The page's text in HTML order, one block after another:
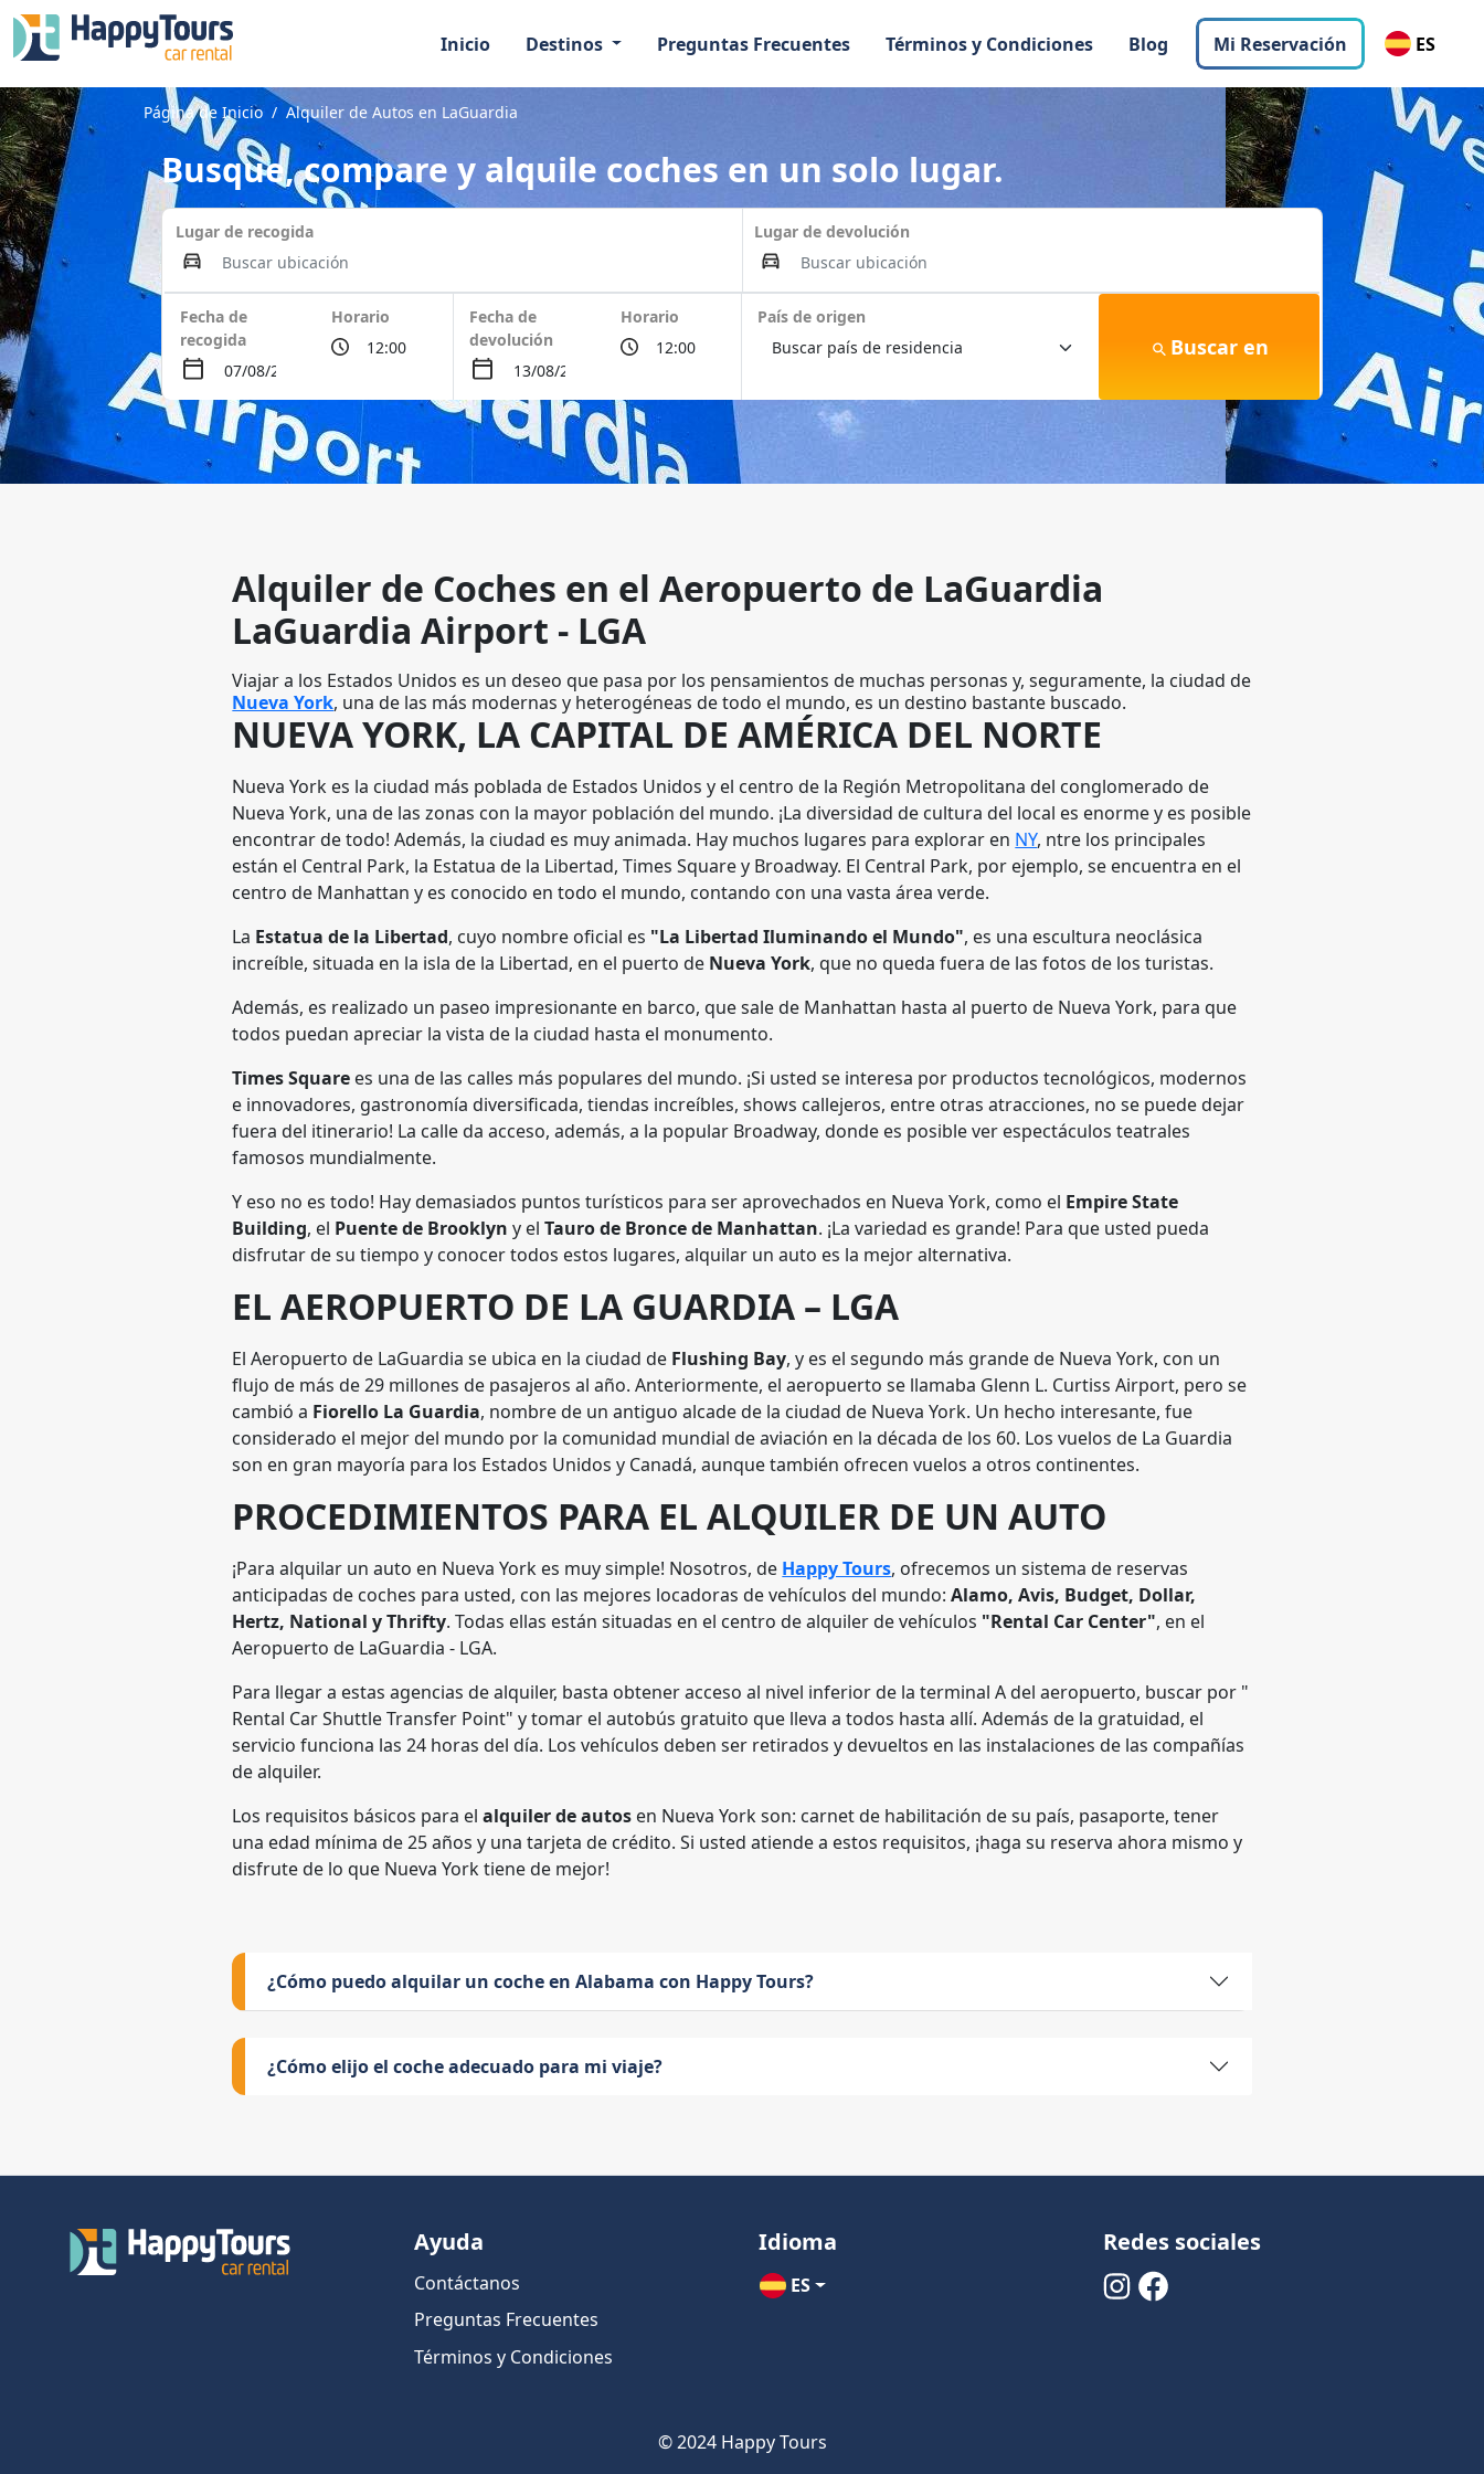
Inicio Destinos Preguntas Frecuentes Términos y Condiciones Blog Mi Reservación ES
Página de Inicio Alquiler de Autos en LaGuardia
Busque, compare y alquile coches en un solo lugar.
Lugar de recogida Lugar de devolución
Fecha de
recogida
Horario
Fecha de
devolución
Horario País de origen
Buscar en
Alquiler de Coches en el Aeropuerto de LaGuardia
LaGuardia Airport - LGA
Viajar a los Estados Unidos es un deseo que pasa por los pensamientos de muchas personas y, seguramente, la ciudad de
Nueva York, una de las más modernas y heterogéneas de todo el mundo, es un destino bastante buscado.
NUEVA YORK, LA CAPITAL DE AMÉRICA DEL NORTE
Nueva York es la ciudad más poblada de Estados Unidos y el centro de la Región Metropolitana del conglomerado de
Nueva York, una de las zonas con la mayor población del mundo. ¡La diversidad de cultura del local es enorme y es posible
encontrar de todo! Además, la ciudad es muy animada. Hay muchos lugares para explorar en NY, ntre los principales
están el Central Park, la Estatua de la Libertad, Times Square y Broadway. El Central Park, por ejemplo, se encuentra en el
centro de Manhattan y es conocido en todo el mundo, contando con una vasta área verde.
La Estatua de la Libertad, cuyo nombre oficial es "La Libertad Iluminando el Mundo", es una escultura neoclásica
increíble, situada en la isla de la Libertad, en el puerto de Nueva York, que no queda fuera de las fotos de los turistas.
Además, es realizado un paseo impresionante en barco, que sale de Manhattan hasta al puerto de Nueva York, para que
todos puedan apreciar la vista de la ciudad hasta el monumento.
Times Square es una de las calles más populares del mundo. ¡Si usted se interesa por productos tecnológicos, modernos
e innovadores, gastronomía diversificada, tiendas increíbles, shows callejeros, entre otras atracciones, no se puede dejar
fuera del itinerario! La calle da acceso, además, a la popular Broadway, donde es posible ver espectáculos teatrales
famosos mundialmente.
Y eso no es todo! Hay demasiados puntos turísticos para ser aprovechados en Nueva York, como el Empire State
Building, el Puente de Brooklyn y elTauro de Bronce de Manhattan. ¡La variedad es grande! Para que usted pueda
disfrutar de su tiempo y conocer todos estos lugares, alquilar un auto es la mejor alternativa.
EL AEROPUERTO DE LA GUARDIA – LGA
El Aeropuerto de LaGuardia se ubica en la ciudad de Flushing Bay, y es el segundo más grande de Nueva York, con un
flujo de más de 29 millones de pasajeros al año. Anteriormente, el aeropuerto se llamaba Glenn L. Curtiss Airport, pero se
cambió a Fiorello La Guardia, nombre de un antiguo alcade de la ciudad de Nueva York. Un hecho interesante, fue
considerado el mejor del mundo por la comunidad mundial de aviación en la década de los 60. Los vuelos de La Guardia
son en gran mayoría para los Estados Unidos y Canadá, aunque también ofrecen vuelos a otros continentes.
PROCEDIMIENTOS PARA EL ALQUILER DE UN AUTO
¡Para alquilar un auto en Nueva York es muy simple! Nosotros, de Happy Tours, ofrecemos un sistema de reservas
anticipadas de coches para usted, con las mejores locadoras de vehículos del mundo:Alamo, Avis, Budget, Dollar,
Hertz, National y Thrifty. Todas ellas están situadas en el centro de alquiler de vehículos "Rental Car Center", en el
Aeropuerto de LaGuardia - LGA.
Para llegar a estas agencias de alquiler, basta obtener acceso al nivel inferior de la terminal A del aeropuerto, buscar por "
Rental Car Shuttle Transfer Point" y tomar el autobús gratuito que lleva a todos hasta allí. Además de la gratuidad, el
servicio funciona las 24 horas del día. Los vehículos deben ser retirados y devueltos en las instalaciones de las compañías
de alquiler.
Los requisitos básicos para elalquiler de autos en Nueva York son: carnet de habilitación de su país, pasaporte, tener
una edad mínima de 25 años y una tarjeta de crédito. Si usted atiende a estos requisitos, ¡haga su reserva ahora mismo y
disfrute de lo que Nueva York tiene de mejor!
¿Cómo puedo alquilar un coche en Alabama con Happy Tours?
¿Cómo elijo el coche adecuado para mi viaje?
Ayuda
Contáctanos
Preguntas Frecuentes
Términos y Condiciones
Idioma
ES
Redes sociales
© 2024 Happy Tours